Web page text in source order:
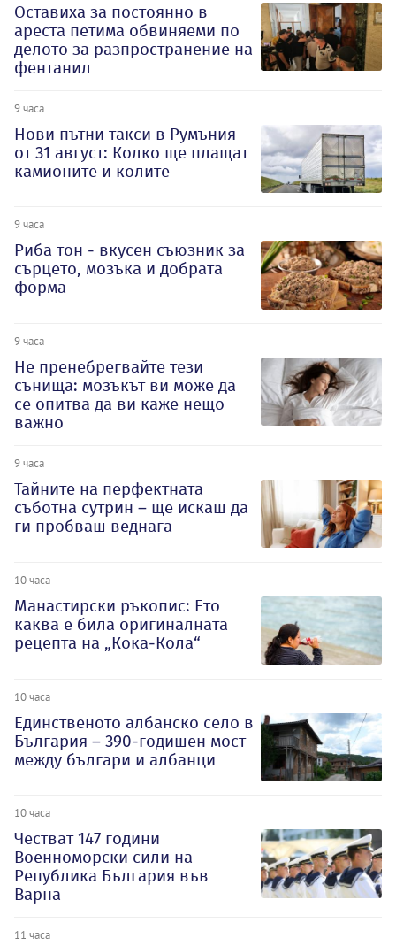
Оставиха за постоянно в
ареста петима обвиняеми по
делото за разпространение на
фентанил
9 часа
Нови пътни такси в Румъния
от 31 август: Колко ще плащат
камионите и колите
9 часа
Риба тон - вкусен съюзник за
сърцето, мозъка и добрата
форма
9 часа
Не пренебрегвайте тези
сънища: мозъкът ви може да
се опитва да ви каже нещо
важно
9 часа
Тайните на перфектната
съботна сутрин – ще искаш да
ги пробваш веднага
10 часа
Манастирски ръкопис: Ето
каква е била оригиналната
рецепта на „Кока-Кола“
10 часа
Единственото албанско село в
България – 390-годишен мост
между българи и албанци
10 часа
Честват 147 години
Военноморски сили на
Република България във
Варна
11 часа